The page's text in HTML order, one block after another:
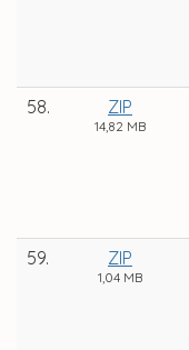
58. ZIP
14,82 MB
59. ZIP
1,04 MB